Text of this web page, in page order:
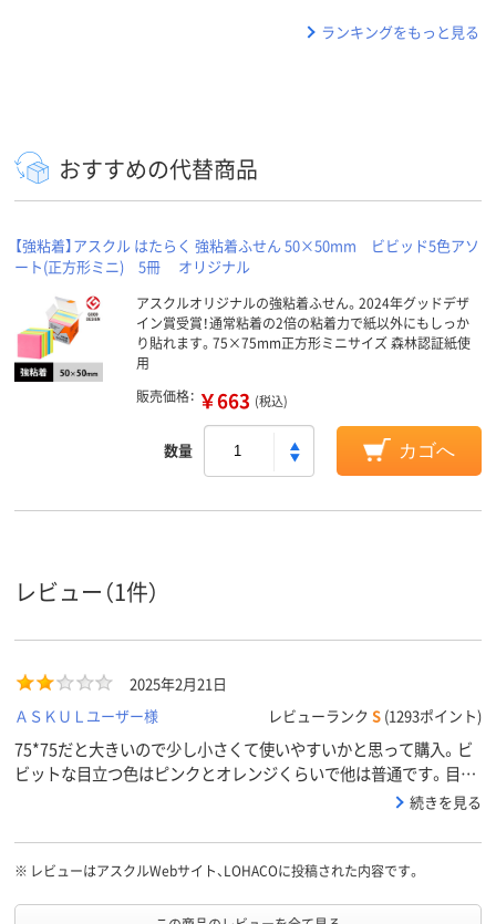
ランキングをもっと見る
おすすめの代替商品
【強粘着】アスクル はたらく 強粘着ふせん 50×50mm ビビッド5色アソ
ート(正方形ミニ) 5冊 オリジナル
アスクルオリジナルの強粘着ふせん。2024年グッドデザ
イン賞受賞！通常粘着の2倍の粘着力で紙以外にもしっか
り貼れます。75×75mm正方形ミニサイズ 森林認証紙使
用
販売価格： ￥663 (税込)
数量 カゴへ
レビュー（1件）
2025年2月21日
ＡＳＫＵＬユーザー様
レビューランク S (1293ポイント)
75*75だと大きいので少し小さくて使いやすいかと思って購入。ビ
ビットな目立つ色はピンクとオレンジくらいで他は普通です。目が
痛くなるくらいの色を求めている方には向きません。あと強粘着の
いアスクルの強粘着ふせんはゆっくり剥がさないと貼られてた紙が
破れるくらいの粘着だったので色々な面で期待外れの商品でした。
続きを見る
※ レビューはアスクルWebサイト、LOHACOに投稿された内容です。